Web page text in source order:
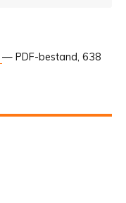
— PDF-bestand, 638